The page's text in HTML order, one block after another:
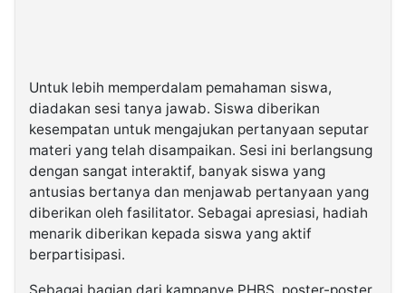
Untuk lebih memperdalam pemahaman siswa,
diadakan sesi tanya jawab. Siswa diberikan
kesempatan untuk mengajukan pertanyaan seputar
materi yang telah disampaikan. Sesi ini berlangsung
dengan sangat interaktif, banyak siswa yang
antusias bertanya dan menjawab pertanyaan yang
diberikan oleh fasilitator. Sebagai apresiasi, hadiah
menarik diberikan kepada siswa yang aktif
berpartisipasi.